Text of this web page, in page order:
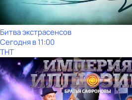
Битва экстрасенсов
Сегодня в 11:00
ТНТ